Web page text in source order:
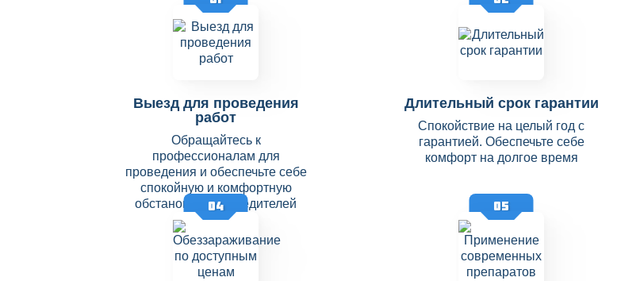
Выезд для проведения
работ
Обращайтесь к
профессионалам для
проведения и обеспечьте себе
спокойную и комфортную
обстановку без вредителей
Длительный срок гарантии
Спокойствие на целый год с
гарантией. Обеспечьте себе
комфорт на долгое время
04 05